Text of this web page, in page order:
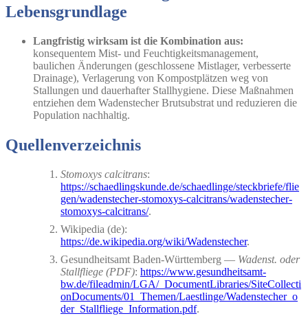
Lebensgrundlage
Langfristig wirksam ist die Kombination aus:
konsequentem Mist- und Feuchtigkeitsmanagement,
baulichen Änderungen (geschlossene Mistlager, verbesserte
Drainage), Verlagerung von Kompostplätzen weg von
Stallungen und dauerhafter Stallhygiene. Diese Maßnahmen
entziehen dem Wadenstecher Brutsubstrat und reduzieren die
Population nachhaltig.
Quellenverzeichnis
Stomoxys calcitrans:
https://schaedlingskunde.de/schaedlinge/steckbriefe/flie
gen/wadenstecher-stomoxys-calcitrans/wadenstecher-
stomoxys-calcitrans/.
Wikipedia (de):
https://de.wikipedia.org/wiki/Wadenstecher.
Gesundheitsamt Baden-Württemberg — Wadenst. oder
Stallfliege (PDF): https://www.gesundheitsamt-
bw.de/fileadmin/LGA/_DocumentLibraries/SiteCollecti
onDocuments/01_Themen/Laestlinge/Wadenstecher_o
der_Stallfliege_Information.pdf.